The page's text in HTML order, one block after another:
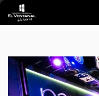
Ir al contenido principal